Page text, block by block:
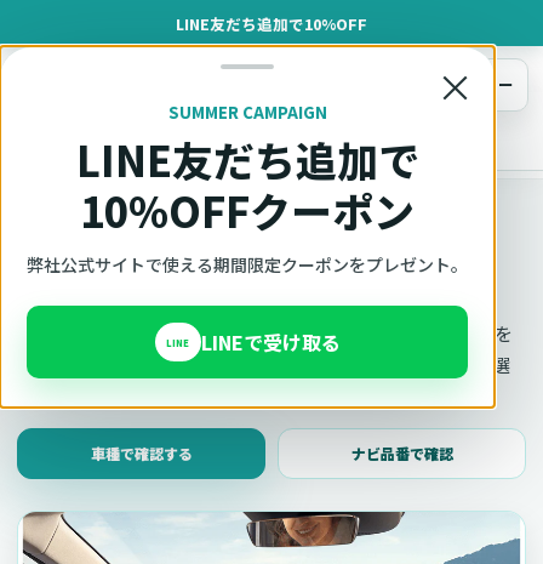
LINE友だち追加で10%OFF
×
SUMMER CAMPAIGN
LINE友だち追加で
10%OFFクーポン
弊社公式サイトで使える期間限定クーポンをプレゼント。
LINE LINEで受け取る
オットキャスト
メニュー
車種適合確認
車種適合確認
車種と年式で適合確認
Ottocast（オットキャスト）の対応製品、条件、注意事項を
このページ内で見られます。 迷った場合は、車種と年式を選
車種で確認する ナビ品番で確認